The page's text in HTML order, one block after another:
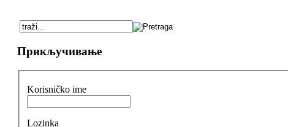
Прикључивање
Korisničko ime
Lozinka